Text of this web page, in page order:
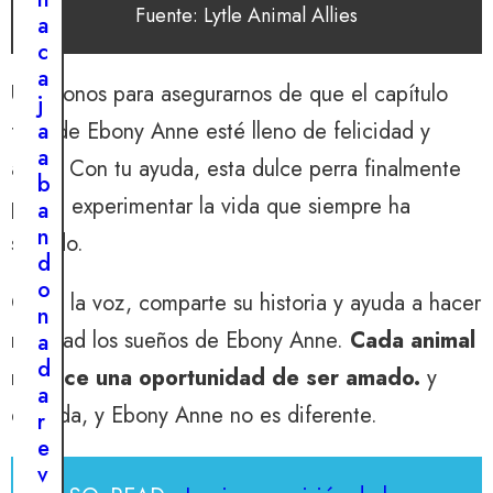
Fuente: Lytle Animal Allies
Unámonos para asegurarnos de que el capítulo
final de Ebony Anne esté lleno de felicidad y
amor. Con tu ayuda, esta dulce perra finalmente
podrá experimentar la vida que siempre ha
soñado.
Corre la voz, comparte su historia y ayuda a hacer
realidad los sueños de Ebony Anne. Cada animal
merece una oportunidad de ser amado. y
querida, y Ebony Anne no es diferente.
d
o
r
r
e
g
r
e
s
o
d
e
u
n
p
e
r
r
a
c
a
j
a
a
b
a
n
d
o
n
a
d
a
r
e
v